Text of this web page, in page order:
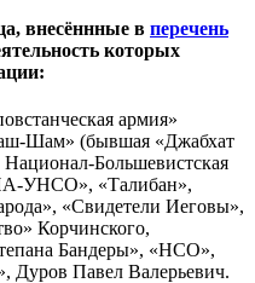
внесённные в перечень
которых
армия»
Шам» (бывшая «Джабхат
Большевистская
УНСО», «Талибан»,
«Свидетели Иеговы»,
Корчинского,
Бандеры», «НСО»,
Дуров Павел Валерьевич.